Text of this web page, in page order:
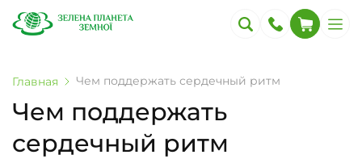
Главная Чем поддержать сердечный ритм
Чем поддержать
сердечный ритм